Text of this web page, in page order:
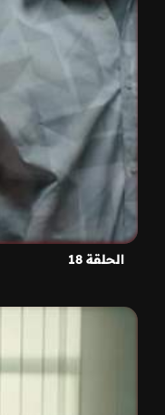
الحلقة 18